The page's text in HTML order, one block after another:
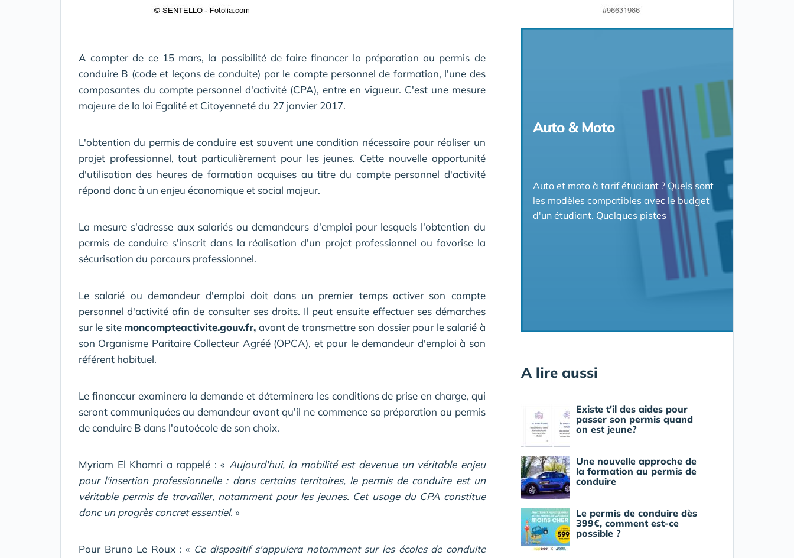
A compter de ce 15 mars, la possibilité de faire financer la préparation au permis de
conduire B (code et leçons de conduite) par le compte personnel de formation, l'une des
composantes du compte personnel d'activité (CPA), entre en vigueur. C'est une mesure
majeure de la loi Egalité et Citoyenneté du 27 janvier 2017.
L'obtention du permis de conduire est souvent une condition nécessaire pour réaliser un
projet professionnel, tout particulièrement pour les jeunes. Cette nouvelle opportunité
d'utilisation des heures de formation acquises au titre du compte personnel d'activité
répond donc à un enjeu économique et social majeur.
La mesure s'adresse aux salariés ou demandeurs d'emploi pour lesquels l'obtention du
permis de conduire s'inscrit dans la réalisation d'un projet professionnel ou favorise la
sécurisation du parcours professionnel.
Le salarié ou demandeur d'emploi doit dans un premier temps activer son compte
personnel d'activité afin de consulter ses droits. Il peut ensuite effectuer ses démarches
sur le site moncompteactivite.gouv.fr, avant de transmettre son dossier pour le salarié à
son Organisme Paritaire Collecteur Agréé (OPCA), et pour le demandeur d'emploi à son
référent habituel.
Le financeur examinera la demande et déterminera les conditions de prise en charge, qui
seront communiquées au demandeur avant qu'il ne commence sa préparation au permis
de conduire B dans l'autoécole de son choix.
Myriam El Khomri a rappelé : « Aujourd'hui, la mobilité est devenue un véritable enjeu
pour l'insertion professionnelle : dans certains territoires, le permis de conduire est un
véritable permis de travailler, notamment pour les jeunes. Cet usage du CPA constitue
donc un progrès concret essentiel.»
Pour Bruno Le Roux : « Ce dispositif s'appuiera notamment sur les écoles de conduite
Auto & Moto
Auto et moto à tarif étudiant ? Quels sont
les modèles compatibles avec le budget
d'un étudiant. Quelques pistes
A lire aussi
Existe t'il des aides pour
passer son permis quand
on est jeune?
Une nouvelle approche de
la formation au permis de
conduire
Le permis de conduire dès
399€, comment est-ce
possible ?